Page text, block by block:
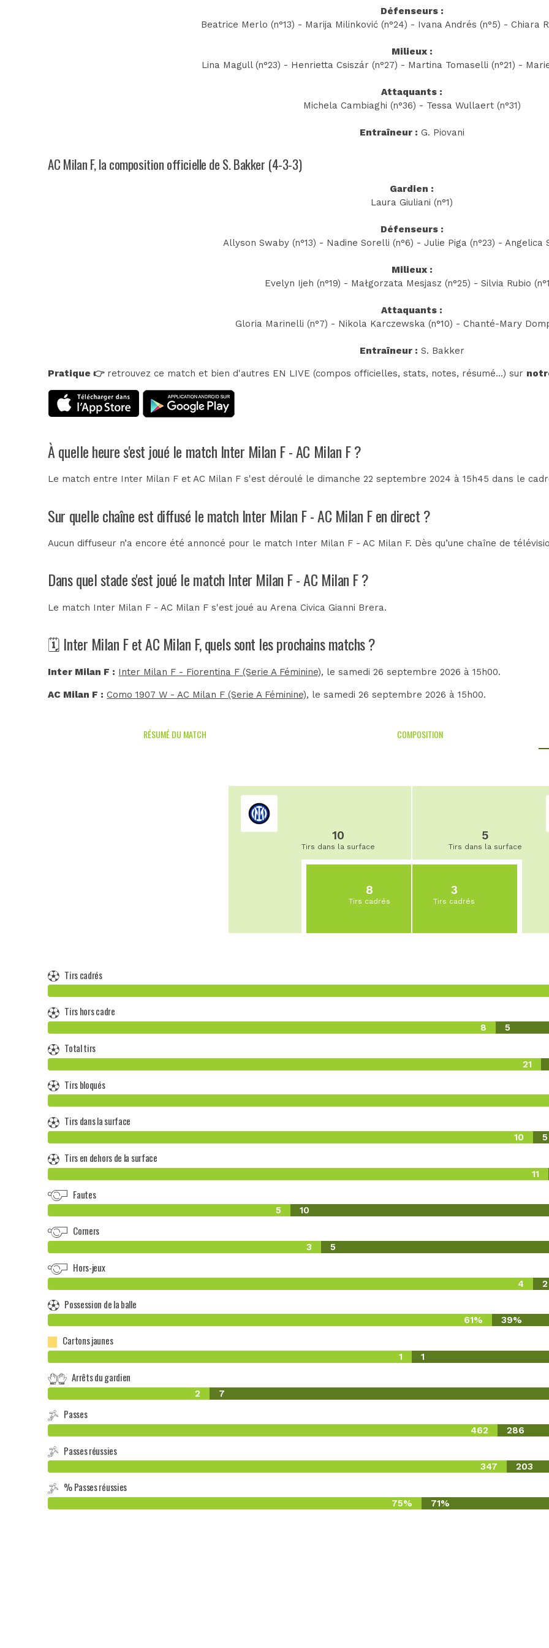
Défenseurs :
Beatrice Merlo (n°13) - Marija Milinković (n°24) - Ivana Andrés (n°5) - Chiara
Milieux :
Lina Magull (n°23) - Henrietta Csiszár (n°27) - Martina Tomaselli (n°21) -
Attaquants :
Michela Cambiaghi (n°36) - Tessa Wullaert (n°31)
Entraîneur : G. Piovani
AC Milan F, la composition officielle de S. Bakker (4-3-3)
Gardien :
Laura Giuliani (n°1)
Défenseurs :
Allyson Swaby (n°13) - Nadine Sorelli (n°6) - Julie Piga (n°23) - Angelica
Milieux :
Evelyn Ijeh (n°19) - Małgorzata Mesjasz (n°25) - Silvia Rubio
Attaquants :
Gloria Marinelli (n°7) - Nikola Karczewska (n°10) - Chanté-Mary
Entraîneur : S. Bakker
Pratique 👉retrouvez ce match et bien d'autres EN LIVE (compos officielles, stats, notes, résumé...) sur
À quelle heure s'est joué le match Inter Milan F - AC Milan F ?
Le match entre Inter Milan F et AC Milan F s'est déroulé le dimanche 22 septembre 2024 à 15h45 dans le
Sur quelle chaîne est diffusé le match Inter Milan F - AC Milan F en direct ?
Aucun diffuseur n’a encore été annoncé pour le match Inter Milan F - AC Milan F. Dès qu’une chaîne de
Dans quel stade s'est joué le match Inter Milan F - AC Milan F ?
Le match Inter Milan F - AC Milan F s'est joué auArena Civica Gianni Brera.
🗓️ Inter Milan F et AC Milan F, quels sont les prochains matchs ?
Inter Milan F : Inter Milan F - Fiorentina F (Serie A Féminine), le samedi 26 septembre 2026 à 15h00.
AC Milan F : Como 1907 W - AC Milan F (Serie A Féminine), le samedi 26 septembre 2026 à 15h00.
RÉSUMÉ DU MATCH COMPOSITION
10
Tirs dans la surface
8
Tirs cadrés
5
Tirs dans la surface
3
Tirs cadrés
Tirs cadrés
Tirs hors cadre
8 5
Total tirs
21
Tirs bloqués
Tirs dans la surface
10 5
Tirs en dehors de la surface
11
Fautes
5 10
Corners
3 5
Hors-jeux
4 2
Possession de la balle
61% 39%
Cartons jaunes
1 1
Arrêts du gardien
2 7
Passes
462 286
Passes réussies
347 203
% Passes réussies
75% 71%